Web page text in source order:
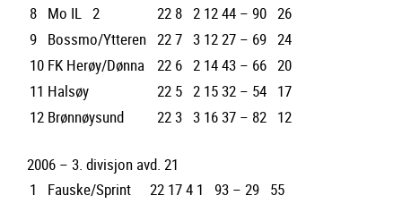
8 Mo IL 2 22 8 2 1244 – 90 26
9 Bossmo/Ytteren 227 3 1227 – 69 24
10 FK Herøy/Dønna 22 6 2 1443 – 66 20
11 Halsøy 22 5 2 1532 – 54 17
12 Brønnøysund 223 3 1637 – 82 12
2006 – 3. divisjon avd. 21
1
Fauske/Sprint 22 174 1 93 – 29 55